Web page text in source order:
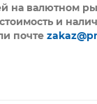
на валютном
и
почте